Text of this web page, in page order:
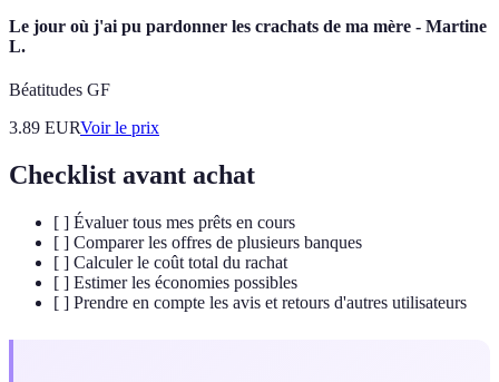
Le jour où j'ai pu pardonner les crachats de ma mère - Martine
L.
Béatitudes GF
3.89 EURVoir le prix
Checklist avant achat
[ ] Évaluer tous mes prêts en cours
[ ] Comparer les offres de plusieurs banques
[ ] Calculer le coût total du rachat
[ ] Estimer les économies possibles
[ ] Prendre en compte les avis et retours d'autres utilisateurs